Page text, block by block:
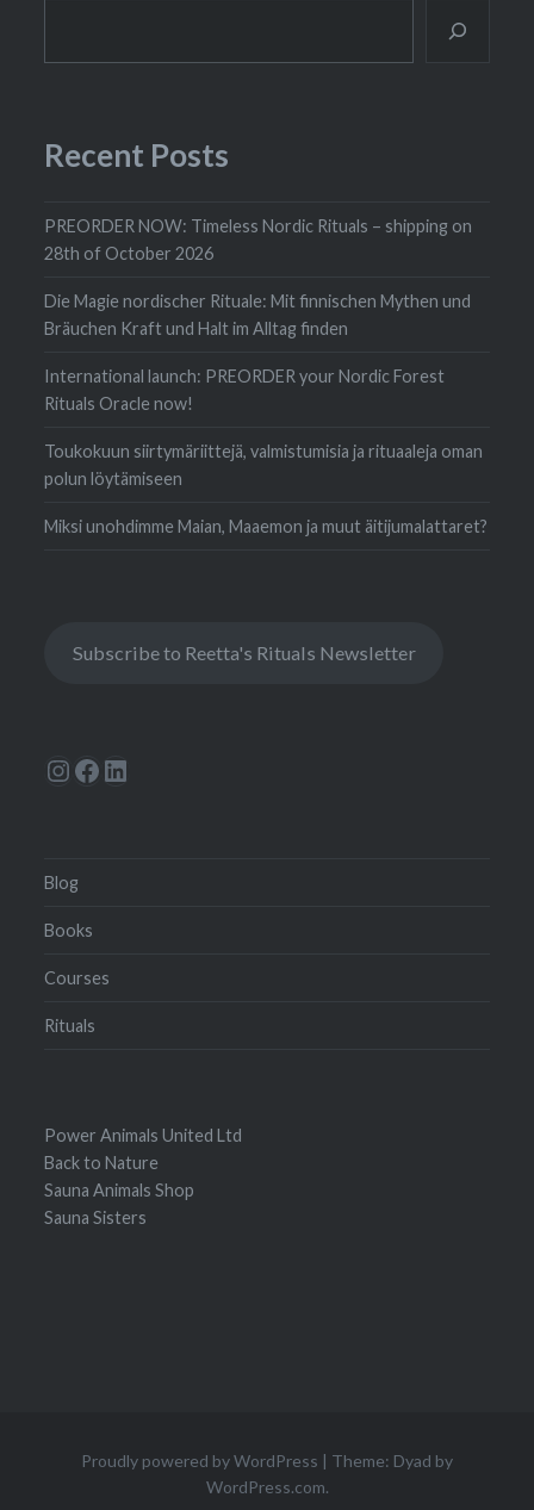
Recent Posts
PREORDER NOW: Timeless Nordic Rituals – shipping on
28th of October 2026
Die Magie nordischer Rituale: Mit finnischen Mythen und
Bräuchen Kraft und Halt im Alltag finden
International launch: PREORDER your Nordic Forest
Rituals Oracle now!
Toukokuun siirtymäriittejä, valmistumisia ja rituaaleja oman
polun löytämiseen
Miksi unohdimme Maian, Maaemon ja muut äitijumalattaret?
Subscribe to Reetta's Rituals Newsletter
Instagram
Facebook
LinkedIn
Blog
Books
Courses
Rituals
Power Animals United Ltd
Back to Nature
Sauna Animals Shop
Sauna Sisters
Proudly powered by WordPress | Theme: Dyad by
WordPress.com.